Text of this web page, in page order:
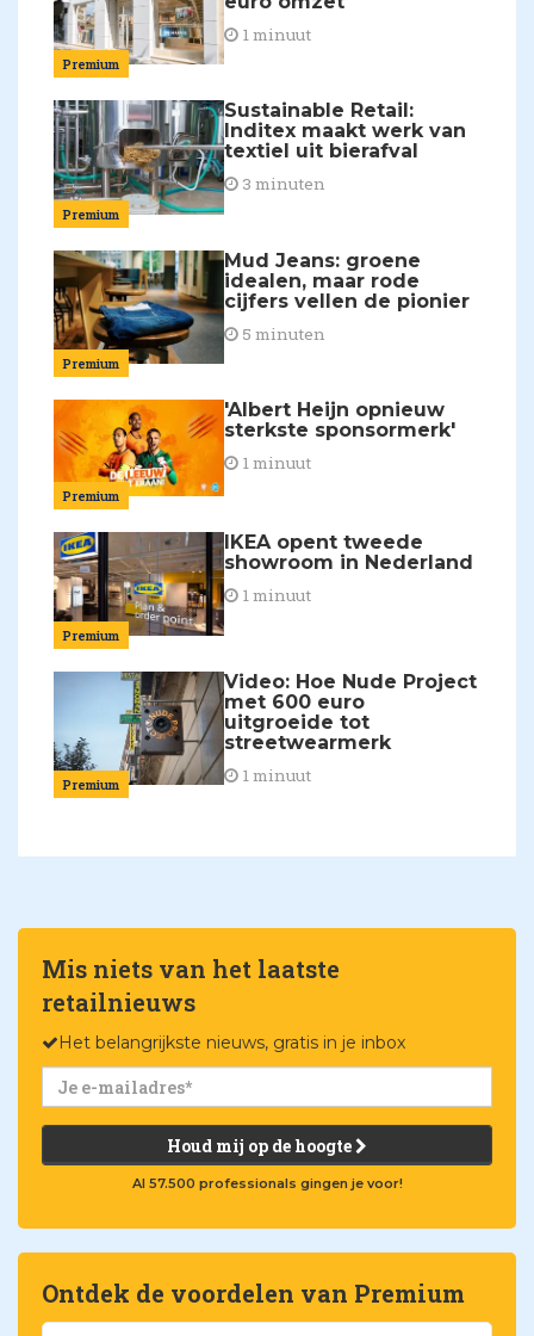
Premium
1 minuut
Premium
Sustainable Retail:
Inditex maakt werk van
textiel uit bierafval
3 minuten
Premium
Mud Jeans: groene
idealen, maar rode
cijfers vellen de pionier
5 minuten
Premium
'Albert Heijn opnieuw
sterkste sponsormerk'
1 minuut
Premium
IKEA opent tweede
showroom in Nederland
1 minuut
Premium
Video: Hoe Nude Project
met 600 euro
uitgroeide tot
streetwearmerk
1 minuut
Mis niets van het laatste
retailnieuws
Het belangrijkste nieuws, gratis in je inbox
Houd mij op de hoogte
Al 57.500 professionals gingen je voor!
Ontdek de voordelen van Premium